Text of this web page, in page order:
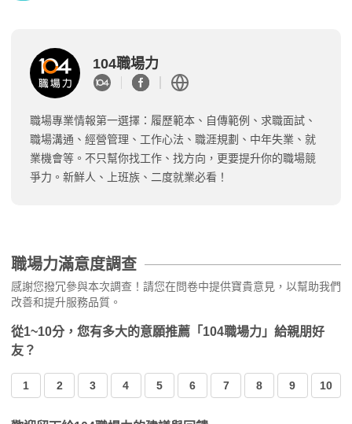
104職場力
職場專業情報第一選擇：履歷範本、自傳範例、求職面試、
職場溝通、經營管理、工作心法、職涯規劃、中年失業、就
業機會等。不只幫你找工作、找方向，更要提升你的職場競
爭力。新鮮人、上班族、二度就業必看！
職場力滿意度調查
感謝您撥冗參與本次調查！請您在問卷中提供寶貴意見，以幫助我們
改善和提升服務品質。
從1~10分，您有多大的意願推薦「104職場力」給親朋好
友？
1 2 3 4 5 6 7 8 9 10